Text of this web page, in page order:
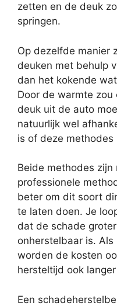
zetten en de deuk
springen.
Op dezelfde manier
deuken met behulp
dan het kokende
Door de warmte
deuk uit de auto
natuurlijk wel
is of deze
Beide methodes zijn
professionele
beter om dit soort
te laten doen. Je
dat de schade
onherstelbaar is.
worden de kosten
hersteltijd ook
Een